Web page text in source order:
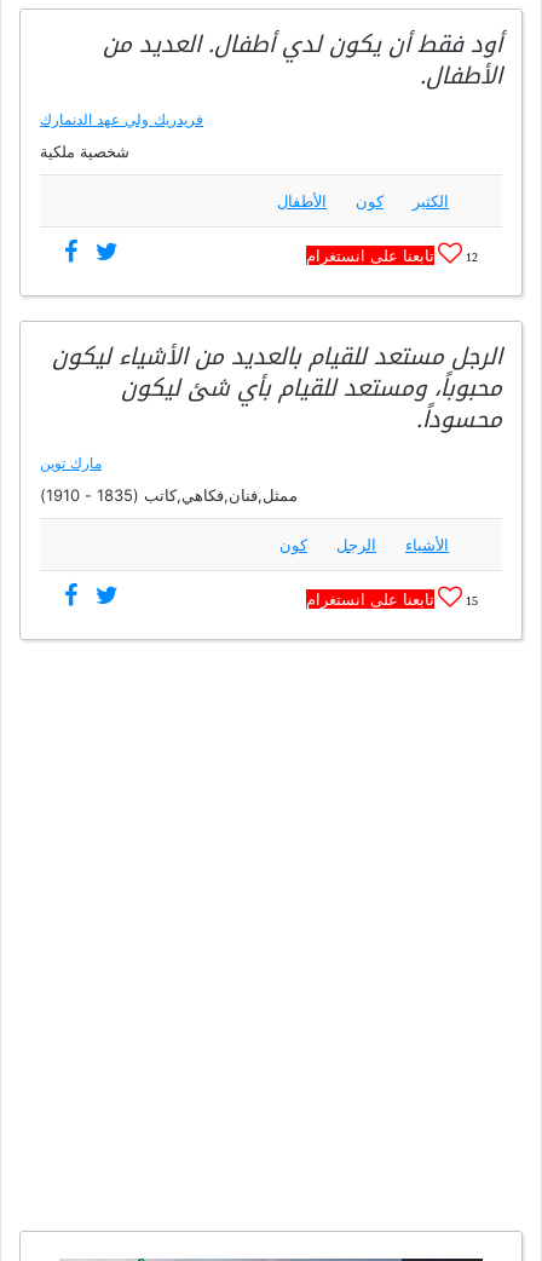
أود فقط أن يكون لدي أطفال. العديد من
الأطفال.
فريدريك ولي عهد الدنمارك
شخصية ملكية
الكثير كون الأطفال
12 تابعنا على انستغرام
الرجل مستعد للقيام بالعديد من الأشياء ليكون
محبوباً، ومستعد للقيام بأي شئ ليكون
محسوداً.
مارك توين
ممثل,فنان,فكاهي,كاتب (1835 - 1910)
الأشياء الرجل كون
15 تابعنا على انستغرام